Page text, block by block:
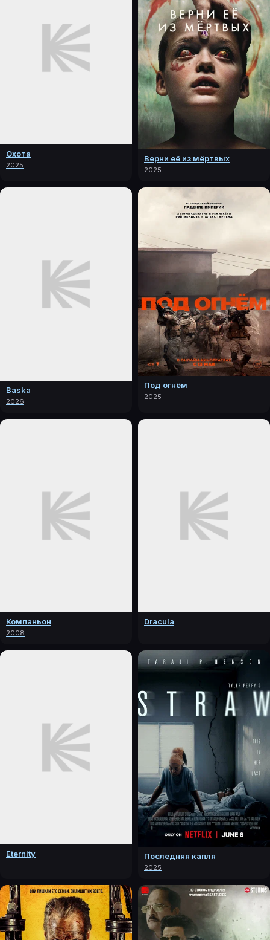
Охота
2025
Верни её из мёртвых
2025
Baska
2026
Под огнём
2025
Компаньон
2008
Dracula
Eternity Последняя капля
2025